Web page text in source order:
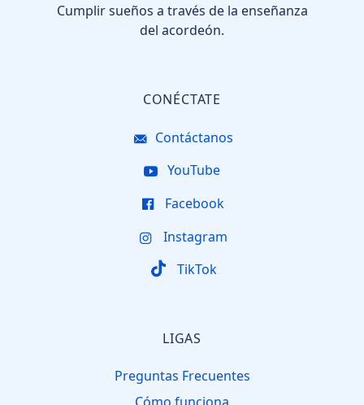
Cumplir sueños a través de la enseñanza
del acordeón.
CONÉCTATE
Contáctanos
YouTube
Facebook
Instagram
TikTok
LIGAS
Preguntas Frecuentes